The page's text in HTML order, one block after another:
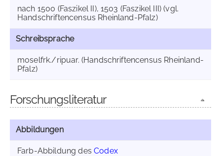
nach 1500 (Faszikel II), 1503 (Faszikel III) (vgl.
Handschriftencensus Rheinland-Pfalz)
Schreibsprache
moselfrk./ripuar. (Handschriftencensus Rheinland-
Pfalz)
Forschungsliteratur
Abbildungen
Farb-Abbildung desCodex